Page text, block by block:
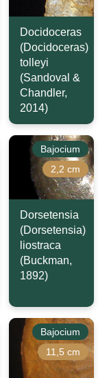
Docidoceras
(Docidoceras)
tolleyi
(Sandoval &
Chandler,
2014)
Bajocium
2,2 cm
Dorsetensia
(Dorsetensia)
liostraca
(Buckman,
1892)
Bajocium
11,5 cm